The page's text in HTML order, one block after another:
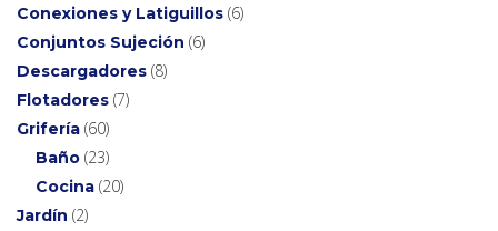
Conexiones y Latiguillos 6
Conjuntos Sujeción 6
Descargadores 8
Flotadores 7
Grifería 60
Baño 23
Cocina 20
Jardín 2